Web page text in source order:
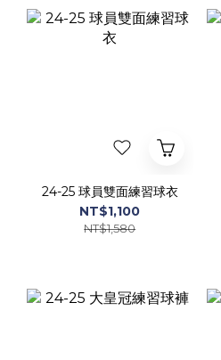
24-25 球員雙面練習球衣
NT$1,100
NT$1,580